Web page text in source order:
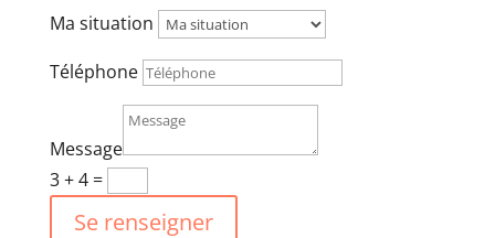
Ma situation
Téléphone
Message
3 + 4=
Se renseigner